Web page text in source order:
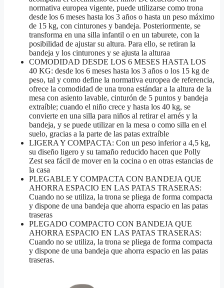
normativa europea vigente, puede utilizarse como trona
desde los 6 meses hasta los 3 años o hasta un peso máximo
de 15 kg, con cinturones y bandeja. Posteriormente, se
transforma en una silla infantil o en un taburete, con la
posibilidad de ajustar su altura. Para ello, se retiran la
bandeja y los cinturones y se ajusta la alturaa
COMODIDAD DESDE LOS 6 MESES HASTA LOS
40 KG: desde los 6 meses hasta los 3 años o los 15 kg de
peso, tal y como define la normativa europea de referencia,
ofrece la comodidad de una trona estándar a la altura de la
mesa con asiento lavable, cinturón de 5 puntos y bandeja
extraíble; cuando el niño crece y hasta los 40 kg, se
convierte en una silla para niños al retirar el arnés y la
bandeja, y se puede utilizar en la mesa o como silla en el
suelo, gracias a la parte de las patas extraíble
LIGERA Y COMPACTA: Con un peso inferior a 4,5 kg,
su diseño ligero y su tamaño reducido hacen que Polly
Zest sea fácil de mover en la cocina o en otras estancias de
la casa
PLEGABLE Y COMPACTA CON BANDEJA QUE
AHORRA ESPACIO EN LAS PATAS TRASERAS:
Cuando no se utiliza, la trona se pliega de forma compacta
y dispone de una bandeja que ahorra espacio en las patas
traseras
PLEGADO COMPACTO CON BANDEJA QUE
AHORRA ESPACIO EN LAS PATAS TRASERAS:
Cuando no se utiliza, la trona se pliega de forma compacta
y dispone de una bandeja que ahorra espacio en las patas
traseras.